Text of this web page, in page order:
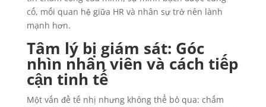
cố, mối quan hệ giữa HR và nhân sự trở nên lành
mạnh hơn.
Tâm lý bị giám sát: Góc
nhìn nhân viên và cách tiếp
cận tinh tế
Một vấn đề tế nhị nhưng không thể bỏ qua: chấm